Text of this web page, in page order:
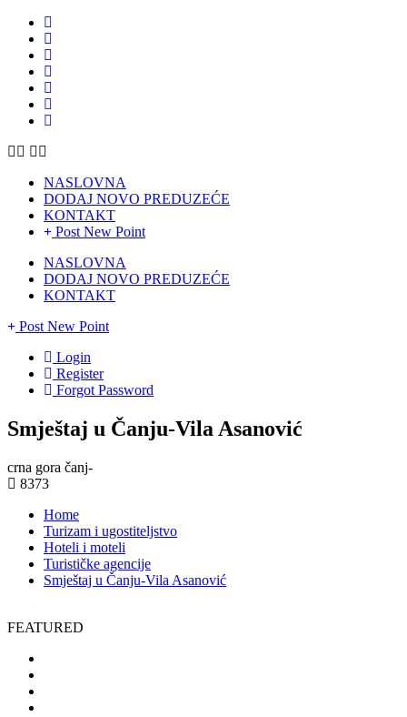
NASLOVNA
DODAJ NOVO PREDUZEĆE
KONTAKT
Post New Point
NASLOVNA
DODAJ NOVO PREDUZEĆE
KONTAKT
Post New Point
Login
Register
Forgot Password
Smještaj u Čanju-Vila Asanović
crna gora čanj-
8373
Home
Turizam i ugostiteljstvo
Hoteli i moteli
Turističke agencije
Smještaj u Čanju-Vila Asanović
FEATURED